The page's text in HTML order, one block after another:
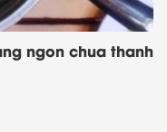
ngon chua thanh